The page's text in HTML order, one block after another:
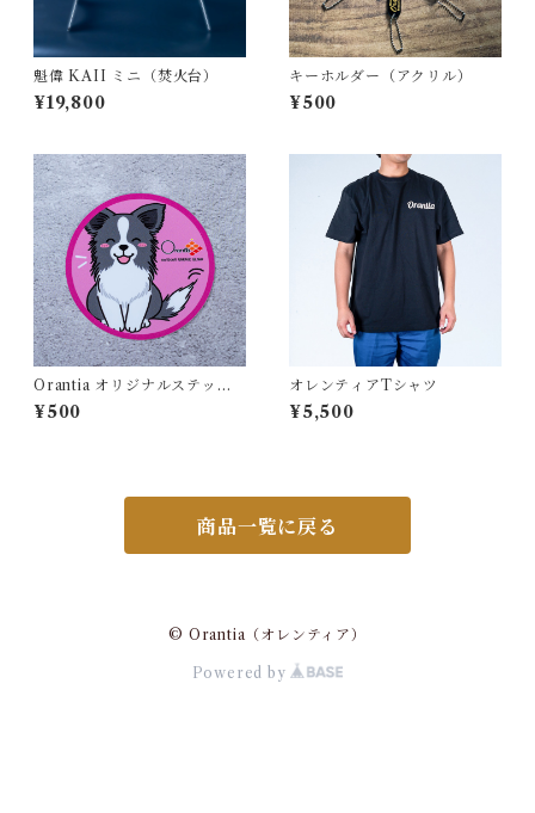
魁偉 KAII ミニ（焚火台）
¥19,800
キーホルダー（アクリル）
¥500
Orantia オリジナルステッカ
ー：ドッグ
¥500
オレンティアTシャツ
¥5,500
商品一覧に戻る
© Orantia（オレンティア）
Powered by